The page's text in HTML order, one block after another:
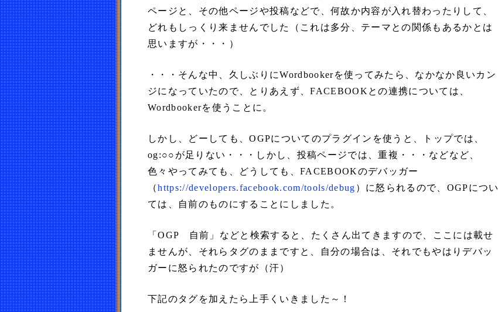
ページと、その他ページや投稿などで、何故か内容が入れ替わったりして、
どれもしっくり来ませんでした（これは多分、テーマとの関係もあるかとは
思いますが・・・）
・・・そんな中、久しぶりにWordbookerを使ってみたら、なかなか良いカン
ジになっていたので、とりあえず、FACEBOOKとの連携については、
Wordbookerを使うことに。
しかし、どーしても、OGPについてのプラグインを使うと、トップでは、
og:○○が足りない・・・しかし、投稿ページでは、重複・・・などなど、
色々やってみても、どうしても、FACEBOOKのデバッガー
（https://developers.facebook.com/tools/debug ）に怒られるので、OGPについ
ては、自前のものにすることにしました。
「OGP 自前」などと検索すると、たくさん出てきますので、ここには載せ
ませんが、それらタグのままですと、自分の場合は、それでもやはりデバッ
ガーに怒られたのですが（汗）
下記のタグを加えたら上手くいきました～！